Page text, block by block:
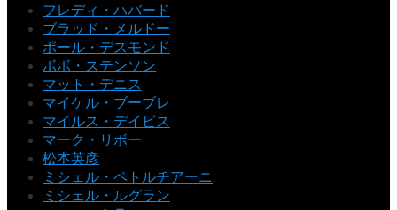
フレディ・ハバード
ブラッド・メルドー
ポール・デスモンド
ボボ・ステンソン
マット・デニス
マイケル・ブーブレ
マイルス・デイビス
マーク・リボー
松本英彦
ミシェル・ペトルチアーニ
ミシェル・ルグラン